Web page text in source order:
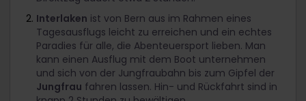
Interlaken ist von Bern aus im Rahmen eines
Tagesausflugs leicht zu erreichen und ein echtes
Paradies für alle, die Abenteuersport lieben. Man
kann einen Ausflug mit dem Boot unternehmen
und sich von der Jungfraubahn bis zum Gipfel der
Jungfrau fahren lassen. Hin- und Rückfahrt sind in